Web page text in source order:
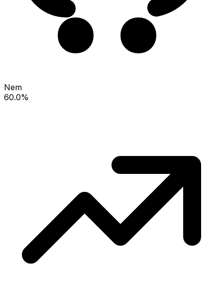
Nem
60.0%